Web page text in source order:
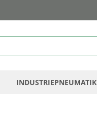
INDUSTRIEPNEUMATIK